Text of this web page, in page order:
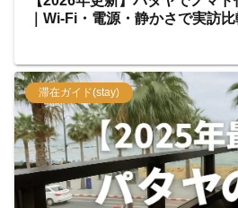
｜Wi-Fi・電源・静かさで実訪
滞在ガイド(stay)